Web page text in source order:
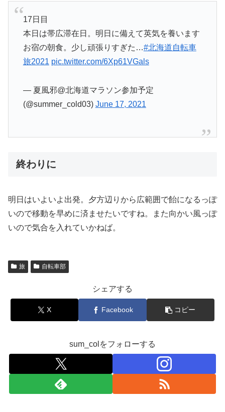
17日目
本日は帯広滞在日。明日に備えて英気を養います
お宿の朝食。少し頑張りすぎた…#北海道自転車
旅2021 pic.twitter.com/6Xp61VGals
— 夏風邪@北海道マラソン参加予定
(@summer_cold03) June 17, 2021
終わりに
明日はいよいよ出発。夕方辺りから広範囲で飴になるっぽ
いので移動を早めに済ませたいですね。また向かい風っぽ
いので気合を入れていかねば。
旅 自転車部
シェアする
X Facebook コピー
sum_colをフォローする